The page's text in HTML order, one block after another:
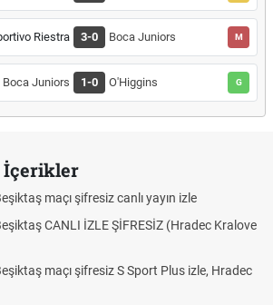
Riestra 3-0 Boca Juniors M
Boca Juniors 1-0 O'Higgins G
İçerikler
maçı şifresiz canlı yayın izle
CANLI İZLE ŞİFRESİZ (Hradec Kralove
maçı şifresiz S Sport Plus izle, Hradec